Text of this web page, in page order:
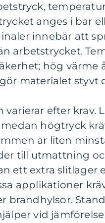
anges i bar
innebär att
arbetstrycket.
hög
materialet styvt
varierar efter krav.
högtryck
är liten
till utmattning
ett extra slitlager
applikationer
brandhylsor.
vid